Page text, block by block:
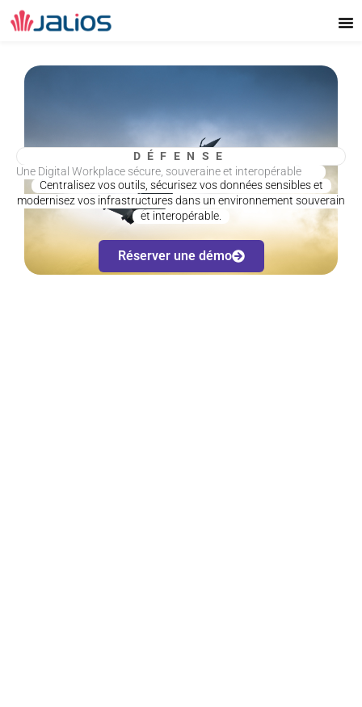
Aller
au
DÉFENSE
Une Digital Workplace sécure, souveraine et interopérable
Une Digital Workplace sécure, souveraine et interopérable
Centralisez vos outils, sécurisez vos données sensibles et
modernisez vos infrastructures dans un environnement souverain
et interopérable.
Réserver une démo